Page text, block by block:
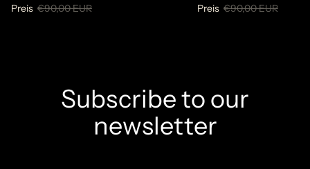
Preis €90,00 EUR
Preis €90,00 EUR
Subscribe to our
newsletter